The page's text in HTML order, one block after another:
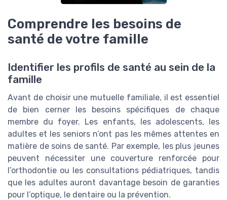
Comprendre les besoins de
santé de votre famille
Identifier les profils de santé au sein de la
famille
Avant de choisir une mutuelle familiale, il est essentiel
de bien cerner les besoins spécifiques de chaque
membre du foyer. Les enfants, les adolescents, les
adultes et les seniors n’ont pas les mêmes attentes en
matière de soins de santé. Par exemple, les plus jeunes
peuvent nécessiter une couverture renforcée pour
l’orthodontie ou les consultations pédiatriques, tandis
que les adultes auront davantage besoin de garanties
pour l’optique, le dentaire ou la prévention.